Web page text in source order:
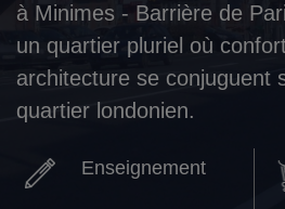
à Minimes - Barrière de
un quartier pluriel où
architecture se conjuguent
quartier londonien.
Enseignement